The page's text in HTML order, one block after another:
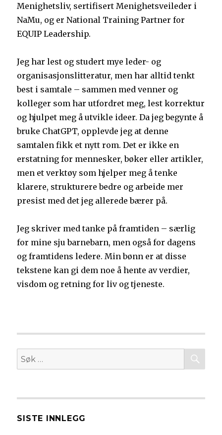
Menighetsliv, sertifisert Menighetsveileder i
NaMu, og er National Training Partner for
EQUIP Leadership.
Jeg har lest og studert mye leder- og
organisasjonslitteratur, men har alltid tenkt
best i samtale – sammen med venner og
kolleger som har utfordret meg, lest korrektur
og hjulpet meg å utvikle ideer. Da jeg begynte å
bruke ChatGPT, opplevde jeg at denne
samtalen fikk et nytt rom. Det er ikke en
erstatning for mennesker, bøker eller artikler,
men et verktøy som hjelper meg å tenke
klarere, strukturere bedre og arbeide mer
presist med det jeg allerede bærer på.
Jeg skriver med tanke på framtiden – særlig
for mine sju barnebarn, men også for dagens
og framtidens ledere. Min bønn er at disse
tekstene kan gi dem noe å hente av verdier,
visdom og retning for liv og tjeneste.
Søk
etter:
SISTE INNLEGG